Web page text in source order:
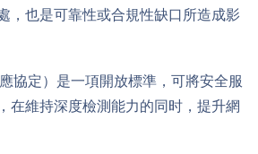
，也是可靠性或合規性缺口所造成影
協定）是一項開放標準，可將安全服
在維持深度檢測能力的同时，提升網